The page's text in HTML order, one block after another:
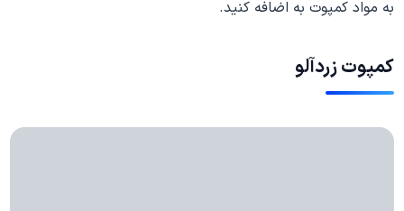
به مواد کمپوت به اضافه کنید.
کمپوت زردآلو